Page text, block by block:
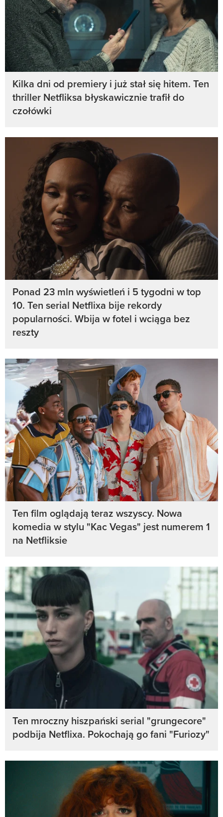
Kilka dni od premiery i już stał się hitem. Ten
thriller Netfliksa błyskawicznie trafił do
czołówki
Ponad 23 mln wyświetleń i 5 tygodni w top
10. Ten serial Netflixa bije rekordy
popularności. Wbija w fotel i wciąga bez
reszty
Ten film oglądają teraz wszyscy. Nowa
komedia w stylu "Kac Vegas" jest numerem 1
na Netfliksie
Ten mroczny hiszpański serial "grungecore"
podbija Netflixa. Pokochają go fani "Furiozy"